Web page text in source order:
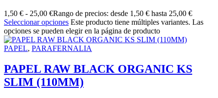
1,50 € - 25,00 €Rango de precios: desde 1,50 € hasta 25,00 €
Seleccionar opciones Este producto tiene múltiples variantes. Las
opciones se pueden elegir en la página de producto
PAPEL, PARAFERNALIA
PAPEL RAW BLACK ORGANIC KS
SLIM (110MM)